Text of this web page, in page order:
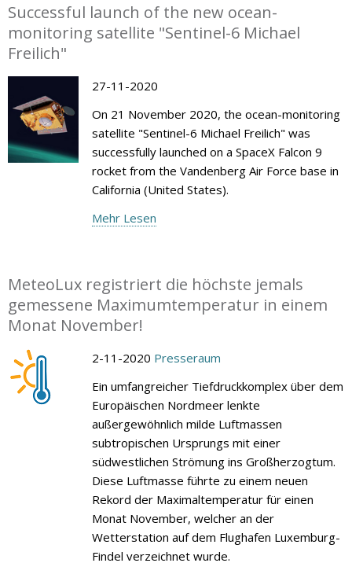
Successful launch of the new ocean-
monitoring satellite "Sentinel-6 Michael
Freilich"
27-11-2020
On 21 November 2020, the ocean-monitoring
satellite "Sentinel-6 Michael Freilich" was
successfully launched on a SpaceX Falcon 9
rocket from the Vandenberg Air Force base in
California (United States).
Mehr Lesen
MeteoLux registriert die höchste jemals
gemessene Maximumtemperatur in einem
Monat November!
2-11-2020 Presseraum
Ein umfangreicher Tiefdruckkomplex über dem
Europäischen Nordmeer lenkte
außergewöhnlich milde Luftmassen
subtropischen Ursprungs mit einer
südwestlichen Strömung ins Großherzogtum.
Diese Luftmasse führte zu einem neuen
Rekord der Maximaltemperatur für einen
Monat November, welcher an der
Wetterstation auf dem Flughafen Luxemburg-
Findel verzeichnet wurde.